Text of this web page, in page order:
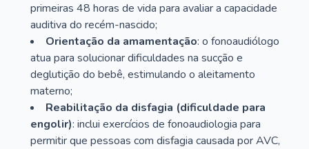
primeiras 48 horas de vida para avaliar a capacidade
auditiva do recém-nascido;
Orientação da amamentação: o fonoaudiólogo
atua para solucionar dificuldades na sucção e
deglutição do bebê, estimulando o aleitamento
materno;
Reabilitação da disfagia (dificuldade para
engolir): inclui exercícios de fonoaudiologia para
permitir que pessoas com disfagia causada por AVC,